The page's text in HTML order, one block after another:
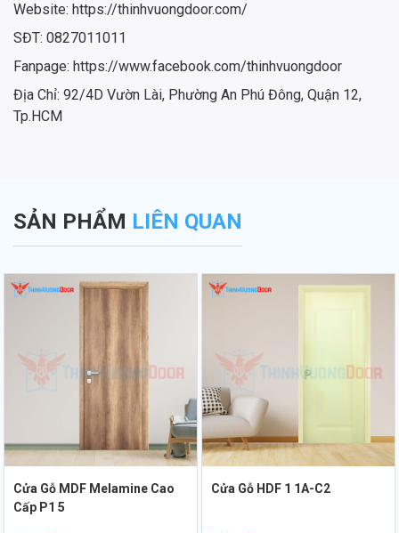
Website: https://thinhvuongdoor.com/
SĐT: 0827011011
Fanpage: https://www.facebook.com/thinhvuongdoor
Địa Chỉ: 92/4D Vườn Lài, Phường An Phú Đông, Quận 12,
Tp.HCM
SẢN PHẨM LIÊN QUAN
Cửa Gỗ MDF Melamine Cao
Cấp P1 5
Cửa Gỗ HDF 1 1A-C2